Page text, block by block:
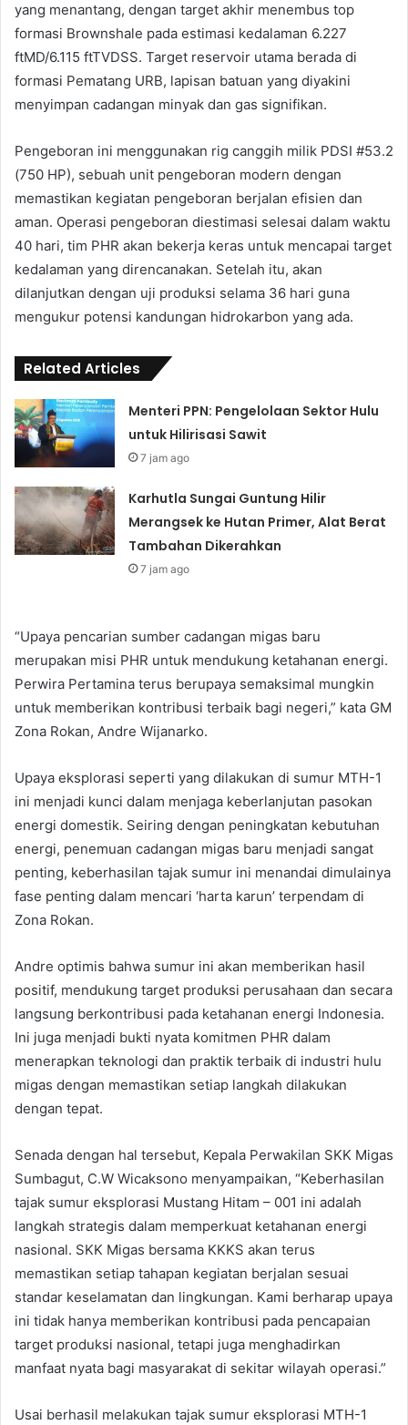
yang menantang, dengan target akhir menembus top
formasi Brownshale pada estimasi kedalaman 6.227
ftMD/6.115 ftTVDSS. Target reservoir utama berada di
formasi Pematang URB, lapisan batuan yang diyakini
menyimpan cadangan minyak dan gas signifikan.
Pengeboran ini menggunakan rig canggih milik PDSI #53.2
(750 HP), sebuah unit pengeboran modern dengan
memastikan kegiatan pengeboran berjalan efisien dan
aman. Operasi pengeboran diestimasi selesai dalam waktu
40 hari, tim PHR akan bekerja keras untuk mencapai target
kedalaman yang direncanakan. Setelah itu, akan
dilanjutkan dengan uji produksi selama 36 hari guna
mengukur potensi kandungan hidrokarbon yang ada.
Related Articles
Menteri PPN: Pengelolaan Sektor Hulu
untuk Hilirisasi Sawit
7 jam ago
Karhutla Sungai Guntung Hilir
Merangsek ke Hutan Primer, Alat Berat
Tambahan Dikerahkan
7 jam ago
“Upaya pencarian sumber cadangan migas baru
merupakan misi PHR untuk mendukung ketahanan energi.
Perwira Pertamina terus berupaya semaksimal mungkin
untuk memberikan kontribusi terbaik bagi negeri,” kata GM
Zona Rokan, Andre Wijanarko.
Upaya eksplorasi seperti yang dilakukan di sumur MTH-1
ini menjadi kunci dalam menjaga keberlanjutan pasokan
energi domestik. Seiring dengan peningkatan kebutuhan
energi, penemuan cadangan migas baru menjadi sangat
penting, keberhasilan tajak sumur ini menandai dimulainya
fase penting dalam mencari ‘harta karun’ terpendam di
Zona Rokan.
Andre optimis bahwa sumur ini akan memberikan hasil
positif, mendukung target produksi perusahaan dan secara
langsung berkontribusi pada ketahanan energi Indonesia.
Ini juga menjadi bukti nyata komitmen PHR dalam
menerapkan teknologi dan praktik terbaik di industri hulu
migas dengan memastikan setiap langkah dilakukan
dengan tepat.
Senada dengan hal tersebut, Kepala Perwakilan SKK Migas
Sumbagut, C.W Wicaksono menyampaikan, “Keberhasilan
tajak sumur eksplorasi Mustang Hitam – 001 ini adalah
langkah strategis dalam memperkuat ketahanan energi
nasional. SKK Migas bersama KKKS akan terus
memastikan setiap tahapan kegiatan berjalan sesuai
standar keselamatan dan lingkungan. Kami berharap upaya
ini tidak hanya memberikan kontribusi pada pencapaian
target produksi nasional, tetapi juga menghadirkan
manfaat nyata bagi masyarakat di sekitar wilayah operasi.”
Usai berhasil melakukan tajak sumur eksplorasi MTH-1